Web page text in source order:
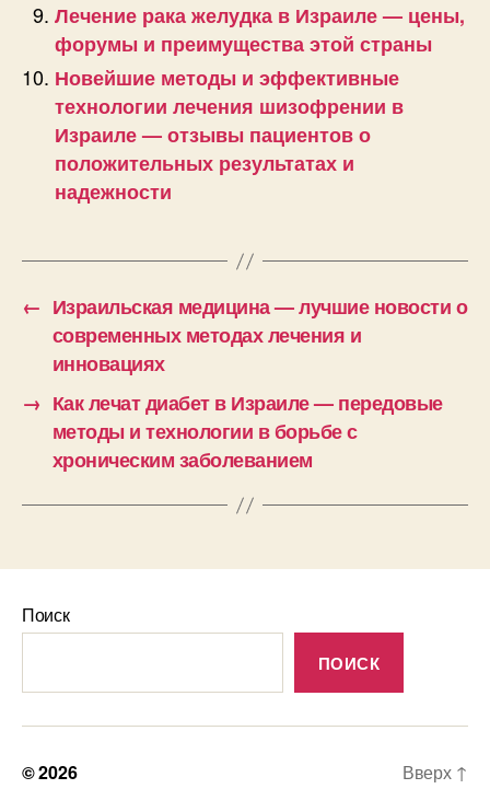
Лечение рака желудка в Израиле — цены,
форумы и преимущества этой страны
Новейшие методы и эффективные
технологии лечения шизофрении в
Израиле — отзывы пациентов о
положительных результатах и
надежности
← Израильская медицина — лучшие новости о
современных методах лечения и
инновациях
→ Как лечат диабет в Израиле — передовые
методы и технологии в борьбе с
хроническим заболеванием
Поиск
ПОИСК
© 2026 Вверх ↑